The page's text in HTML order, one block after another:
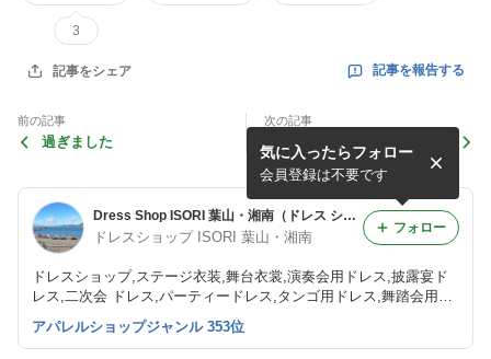
3
記事をシェア 記事を報告する
前の記事
過ぎました
次の記事
ドレス動画（ISORI葉山・湘
南）
Dress Shop ISORI 葉山・湘南（ドレス ショップ イソリ）
ドレスショップ ISORI 葉山・湘南
ドレスショップ,ステージ衣装,舞台衣裳,演奏会用ドレス,披露宴ド
レス,二次会 ドレス,パーティードレス,タンゴ用ドレス,舞踏会用ド
レス,ロングドレス,インポートドレス,実店舗,スパンコールドレス
気に入ったらフォロー
会員登録は不要です
フォロー
アパレルショップジャンル 353位